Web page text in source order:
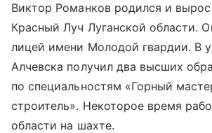
Виктор Романков родился и
Красный Луч Луганской области.
лицей имени Молодой гвардии. В
Алчевска получил два высших
по специальностям «Горный
строитель». Некоторое время
области на шахте.